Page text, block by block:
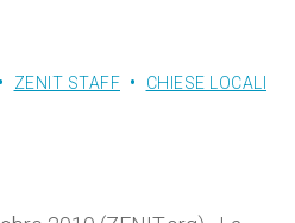
ZENIT STAFF CHIESE LOCALI